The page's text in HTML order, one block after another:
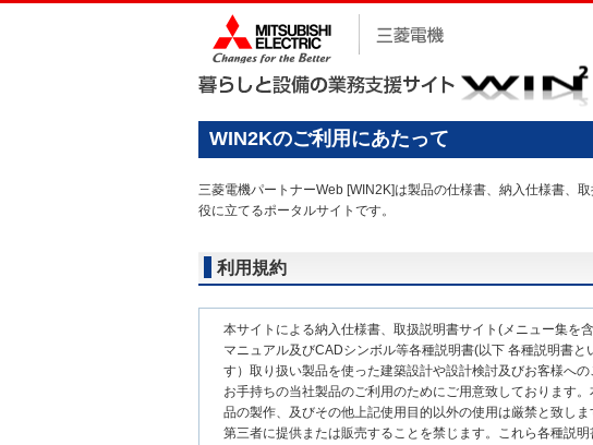
WIN2Kのご利用にあたって
三菱電機パートナーWeb [WIN2K]は製品の仕様書、納入仕様書、
役に立てるポータルサイトです。
利用規約
本サイトによる納入仕様書、取扱説明書サイト(メニュー集を
マニュアル及びCADシンボル等各種説明書(以下 各種説明書
す）取り扱い製品を使った建築設計や設計検討及びお客様へ
お手持ちの当社製品のご利用のためにご用意致しております
品の製作、及びその他上記使用目的以外の使用は厳禁と致し
第三者に提供または販売することを禁じます。これら各種説